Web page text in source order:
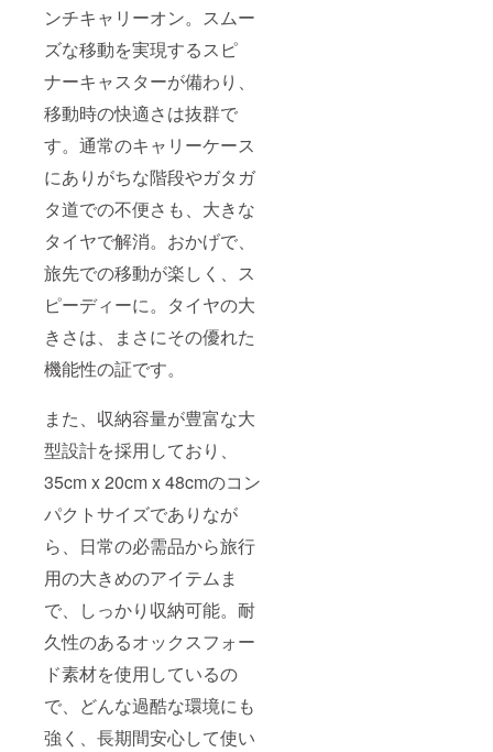
ンチキャリーオン。スムー
ズな移動を実現するスピ
ナーキャスターが備わり、
移動時の快適さは抜群で
す。通常のキャリーケース
にありがちな階段やガタガ
タ道での不便さも、大きな
タイヤで解消。おかげで、
旅先での移動が楽しく、ス
ピーディーに。タイヤの大
きさは、まさにその優れた
機能性の証です。
また、収納容量が豊富な大
型設計を採用しており、
35cm x 20cm x 48cmのコン
パクトサイズでありなが
ら、日常の必需品から旅行
用の大きめのアイテムま
で、しっかり収納可能。耐
久性のあるオックスフォー
ド素材を使用しているの
で、どんな過酷な環境にも
強く、長期間安心して使い